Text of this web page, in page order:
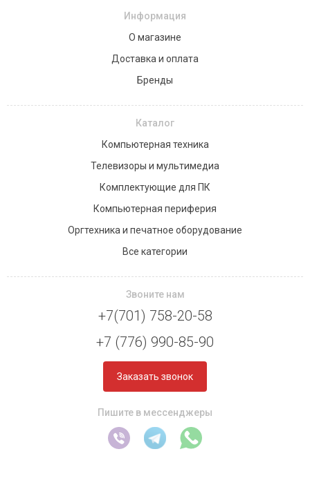
Информация
О магазине
Доставка и оплата
Бренды
Каталог
Компьютерная техника
Телевизоры и мультимедиа
Комплектующие для ПК
Компьютерная периферия
Оргтехника и печатное оборудование
Все категории
Звоните нам
+7(701) 758-20-58
+7 (776) 990-85-90
Заказать звонок
Пишите в мессенджеры